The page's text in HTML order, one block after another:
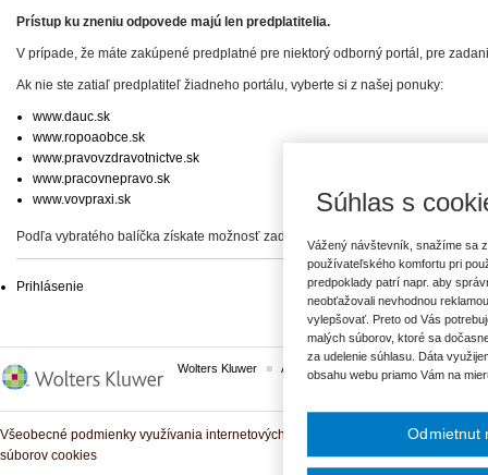
Prístup ku zneniu odpovede majú len predplatitelia.
V prípade, že máte zakúpené predplatné pre niektorý odborný portál, pre
Ak nie ste zatiaľ predplatiteľ žiadneho portálu, vyberte si z našej ponuky:
www.dauc.sk
www.ropoaobce.sk
www.pravovzdravotnictve.sk
www.pracovnepravo.sk
www.vovpraxi.sk
Podľa vybratého balíčka získate možnosť zadať svoje otázky, prípadne prístup
Prihlásenie
Wolters Kluwer ASPI Komplexné právne predpisy
Všeobecné podmienky využívania internetových služieb a komunitných portálov
súborov cookies
Súhlas s
Vážený návštevník, snažíme sa
používateľského komfortu pri
predpoklady patrí napr. aby
neobťažovali nevhodnou
vylepšovať. Preto od Vás
malých súborov, ktoré sa
za udelenie súhlasu. Dáta
obsahu webu priamo Vám na
Odmietnut